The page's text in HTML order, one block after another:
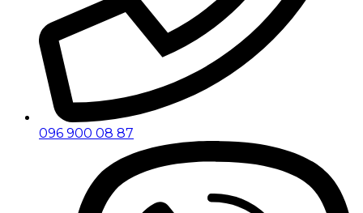
096 900 08 87